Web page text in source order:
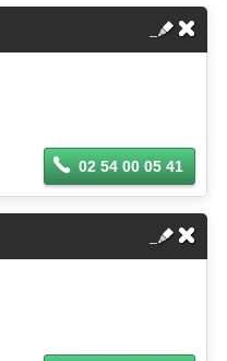
02 54 00 05 41